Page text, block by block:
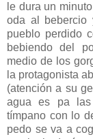
le dura un
oda al bebercio
pueblo perdido
bebiendo del
medio de los
la protagonista
(atención a su
agua es pa las
tímpano con lo
pedo se va a